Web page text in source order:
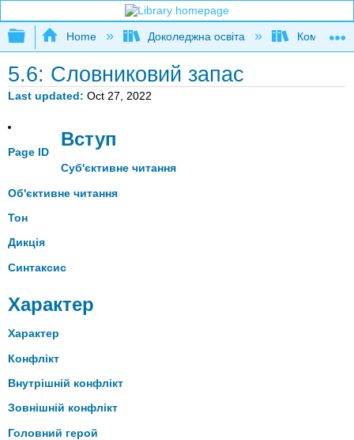
Expand/collapse global hierarchy
Home Доколеджна освіта
5.6: Словниковий запас
Last updated Oct 27, 2022
Page ID
Вступ
Суб'єктивне читання
Об'єктивне читання
Тон
Дикція
Синтаксис
Характер
Характер
Конфлікт
Внутрішній конфлікт
Зовнішній конфлікт
Головний герой